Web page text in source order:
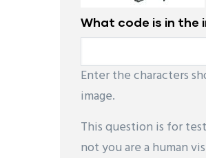
What code is in the
Enter the characters
image.
This question is for
not you are a human